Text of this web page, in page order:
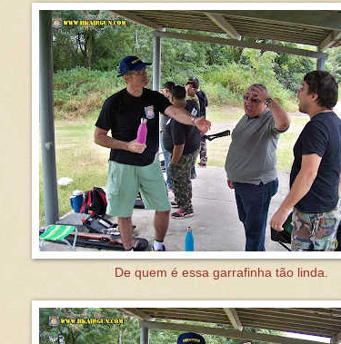
De quem é essa garrafinha tão linda.